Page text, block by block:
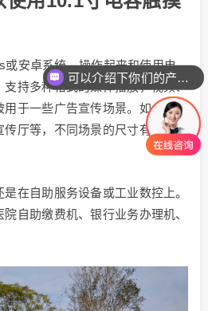
或安卓系统，操作起来和使用电
支持多种格式的媒体播放，视频、
于一些广告宣传场景。如：商场
厅等，不同场景的尺寸有所不
在自助服务设备或工业数控上。
自助缴费机、银行业务办理机、